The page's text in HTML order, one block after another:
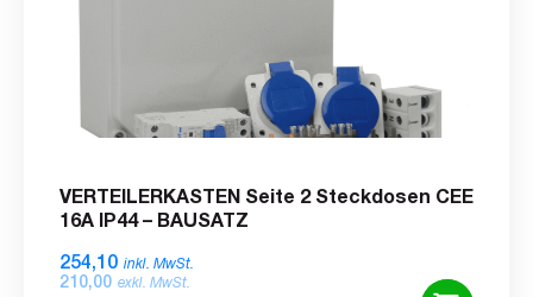
VERTEILERKASTEN Seite 2 Steckdosen CEE
16A IP44 – BAUSATZ
254,10 inkl. MwSt.
210,00 exkl. MwSt.